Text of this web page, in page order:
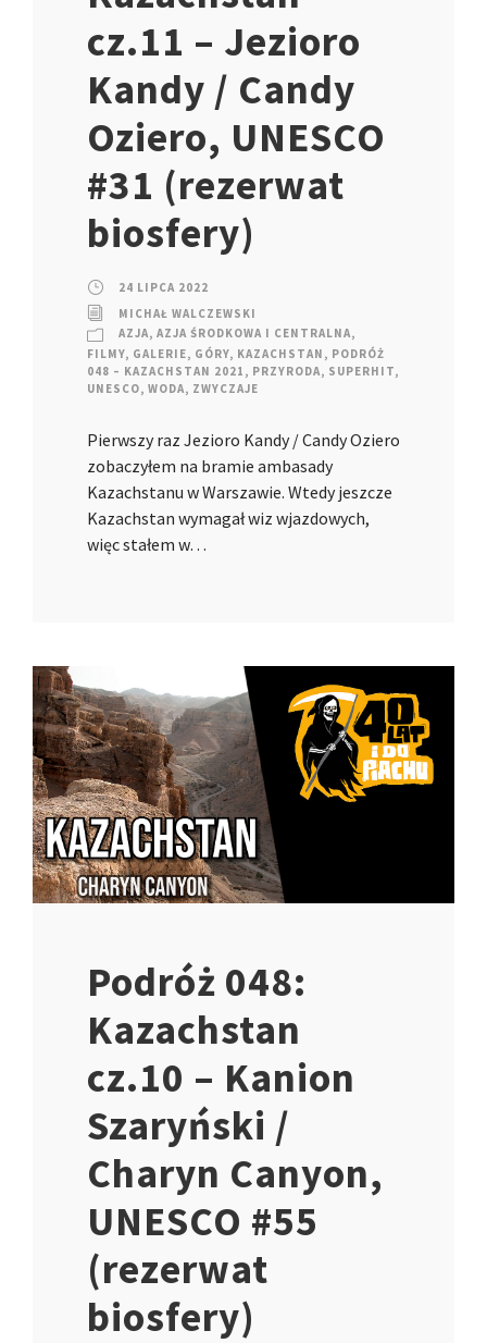
cz.11 – Jezioro
Kandy / Candy
Oziero, UNESCO
#31 (rezerwat
biosfery)
24 LIPCA 2022
MICHAŁ WALCZEWSKI
AZJA, AZJA ŚRODKOWA I CENTRALNA,
FILMY, GALERIE, GÓRY, KAZACHSTAN , PODRÓŻ
048 – KAZACHSTAN 2021 , PRZYRODA, SUPERHIT,
UNESCO, WODA, ZWYCZAJE
Pierwszy raz Jezioro Kandy / Candy Oziero
zobaczyłem na bramie ambasady
Kazachstanu w Warszawie. Wtedy jeszcze
Kazachstan wymagał wiz wjazdowych,
więc stałem w…
Podróż 048:
Kazachstan
cz.10 – Kanion
Szaryński /
Charyn Canyon,
UNESCO #55
(rezerwat
biosfery)